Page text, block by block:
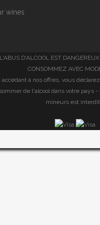
wines
L'ABUS D'ALCOOL EST
CONSOMMEZ AVEC
accédant à nos offres, vous
de l'alcool dans votre pays -
mineurs est